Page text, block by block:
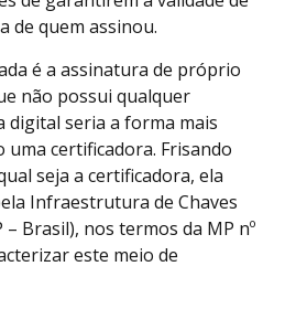
de quem assinou.
é a assinatura de próprio
não possui qualquer
digital seria a forma mais
certificadora. Frisando
seja a certificadora, ela
Infraestrutura de Chaves
– Brasil), nos termos da MP nº
este meio de